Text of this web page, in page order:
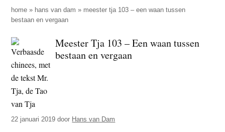
p
d
e
z
e
s
i
t
e
i
n
e
n
d
e
z
e
s
home » hans van dam » meester tja 103 – een waan tussen
bestaan en vergaan
Meester Tja 103 – Een waan tussen
bestaan en vergaan
22 januari 2019 door Hans van Dam